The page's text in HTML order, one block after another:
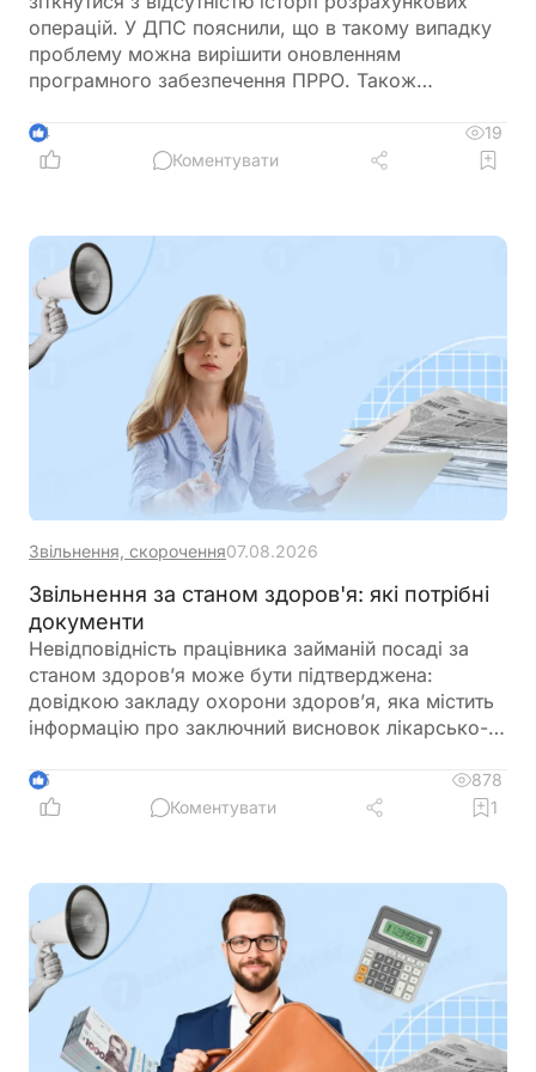
операцій. У ДПС пояснили, що в такому випадку
проблему можна вирішити оновленням
програмного забезпечення ПРРО. Також
повідомлення за формою J/F1391802 із даними
нового сертифіката відкритого ключа
4
19
Коментувати
Звільнення, скорочення07.08.2026
Звільнення за станом здоров'я: які потрібні
документи
Невідповідність працівника займаній посаді за
станом здоров’я може бути підтверджена:
довідкою закладу охорони здоров’я, яка містить
інформацію про заключний висновок лікарсько-
5
878
Коментувати
1